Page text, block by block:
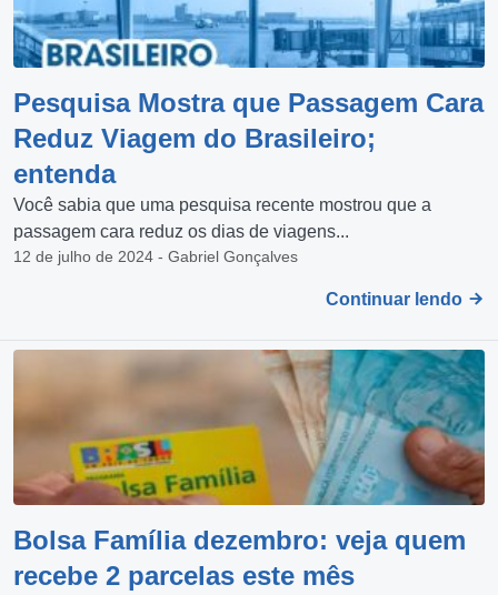
Pesquisa Mostra que Passagem Cara
Reduz Viagem do Brasileiro;
entenda
Você sabia que uma pesquisa recente mostrou que a
passagem cara reduz os dias de viagens...
12 de julho de 2024 - Gabriel Gonçalves
Continuar lendo
Bolsa Família dezembro: veja quem
recebe 2 parcelas este mês